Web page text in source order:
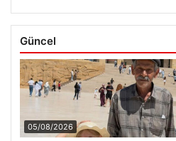
Güncel
05/08/2026